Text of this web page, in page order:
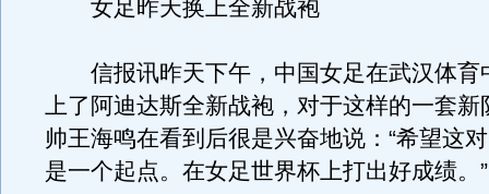
女足昨天换上全新战袍
信报讯昨天下午，中国女足在武汉体育
上了阿迪达斯全新战袍，对于这样的一套新
帅王海鸣在看到后很是兴奋地说：“希望这
是一个起点。在女足世界杯上打出好成绩。”